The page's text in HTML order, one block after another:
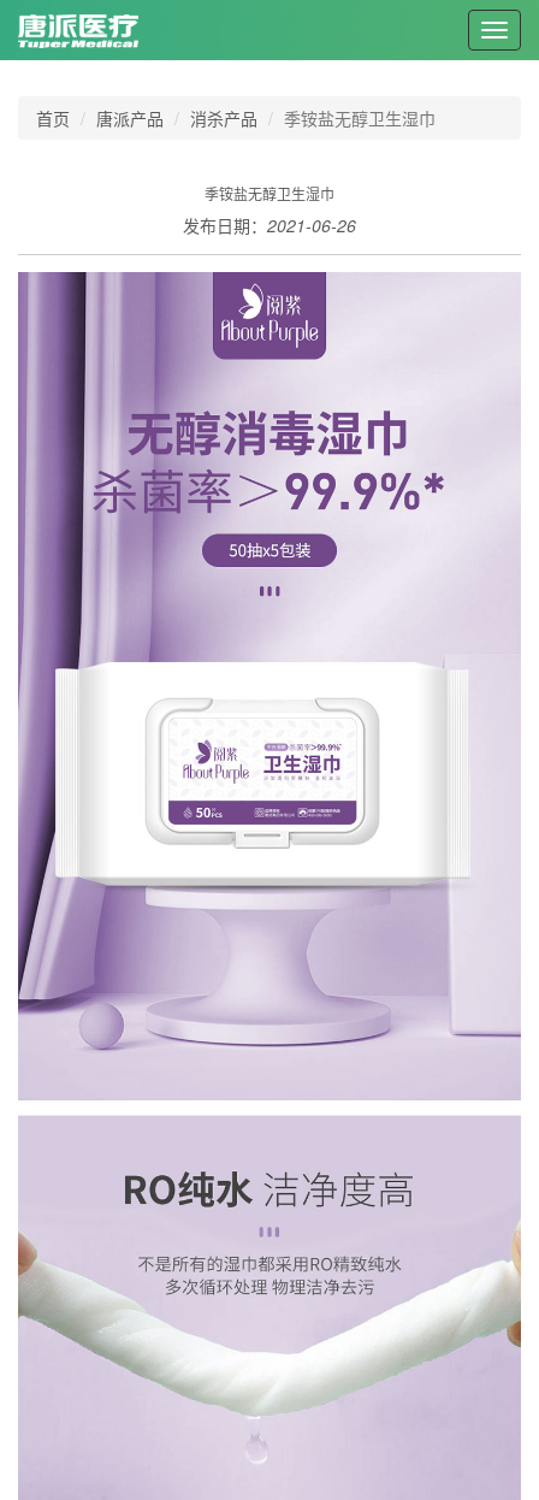
首页 唐派产品 消杀产品 季铵盐无醇卫生湿巾
季铵盐无醇卫生湿巾
发布日期： 2021-06-26